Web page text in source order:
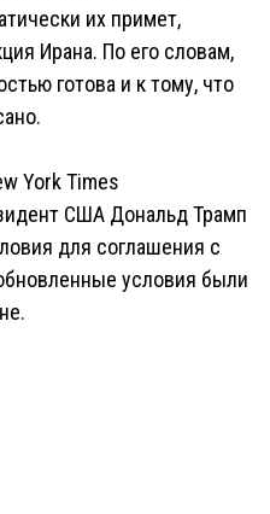
их примет,
Ирана. По его словам,
готова и к тому, что
York Times
США Дональд Трамп
для соглашения с
условия были